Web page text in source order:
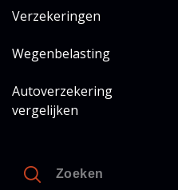
Verzekeringen
Wegenbelasting
Autoverzekering
vergelijken